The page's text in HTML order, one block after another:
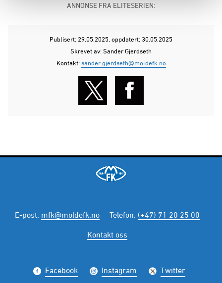
ANNONSE FRA ELITESERIEN:
Publisert: 29.05.2025 , oppdatert: 30.05.2025
Skrevet av: Sander Gjerdseth
Kontakt:sander.gjerdseth@moldefk.no
E-post: mfk@moldefk.no Telefon: (+47) 71 20 25 00
Kontakt oss
Facebook Instagram Twitter